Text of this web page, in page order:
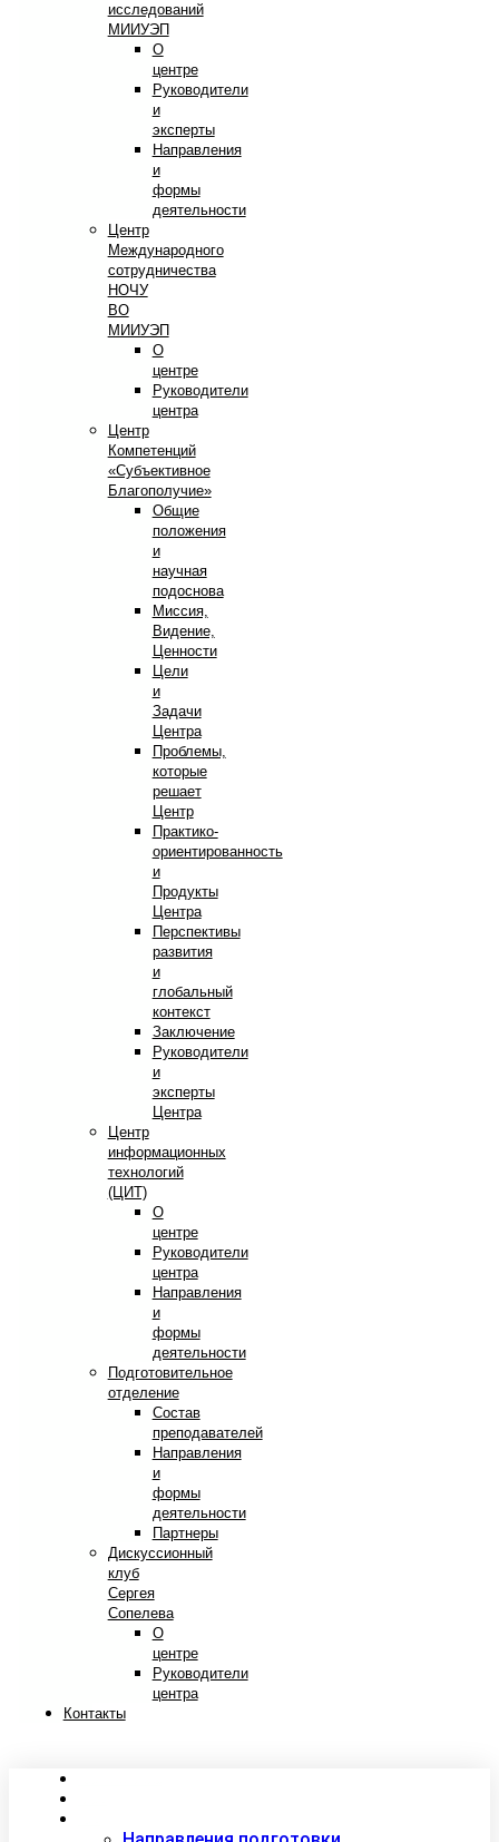
исследований
МИИУЭП
О
центре
Руководители
и
эксперты
Направления
и
формы
деятельности
Центр
Международного
сотрудничества
НОЧУ
ВО
МИИУЭП
О
центре
Руководители
центра
Центр
Компетенций
«Субъективное
Благополучие»
Общие
положения
и
научная
подоснова
Миссия,
Видение,
Ценности
Цели
и
Задачи
Центра
Проблемы,
которые
решает
Центр
Практико-
ориентированность
и
Продукты
Центра
Перспективы
развития
и
глобальный
контекст
Заключение
Руководители
и
эксперты
Центра
Центр
информационных
технологий
(ЦИТ)
О
центре
Руководители
центра
Направления
и
формы
деятельности
Подготовительное
отделение
Состав
преподавателей
Направления
и
формы
деятельности
Партнеры
Дискуссионный
клуб
Сергея
Сопелева
О
центре
Руководители
центра
Контакты